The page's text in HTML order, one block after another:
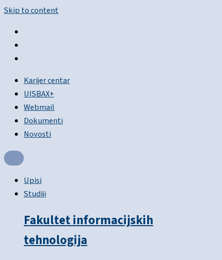
Skip to content
Karijer centar
UISBAX+
Webmail
Dokumenti
Novosti
Upisi
Studiji
Fakultet informacijskih
tehnologija